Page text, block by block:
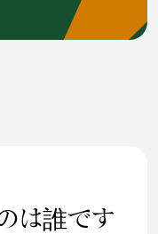
は誰です